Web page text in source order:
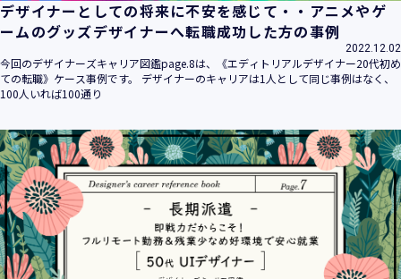
デザイナーとしての将来に不安を感じて・・アニメやゲ
ームのグッズデザイナーへ転職成功した方の事例
2022.12.02
今回のデザイナーズキャリア図鑑page.8は、《エディトリアルデザイナー20代初め
ての転職》ケース事例です。 デザイナーのキャリアは1人として同じ事例はなく、
100人いれば100通り